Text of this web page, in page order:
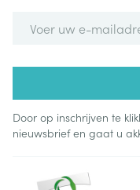
Door op inschrijven te
nieuwsbrief en gaat u